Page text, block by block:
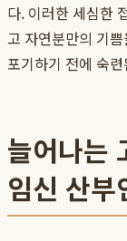
다. 이러한 세심한
고 자연분만의 기
포기하기 전에 숙
늘어나는
임신 산부